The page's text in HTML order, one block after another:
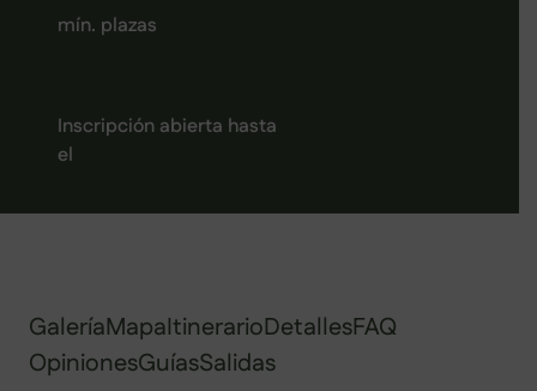
mín. plazas
Inscripción abierta hasta
el
GaleríaMapaItinerarioDetallesFAQ
OpinionesGuíasSalidas